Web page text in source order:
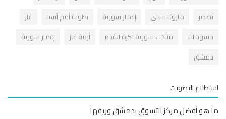
ماروتا سيتي إعمار سورية بطولة أمم آسيا
غاز
منتخب سورية لكرة القدم أزمة غاز
إعمار سورية
التصويت
أفضل مركز للتسوق بدمشق وريفها